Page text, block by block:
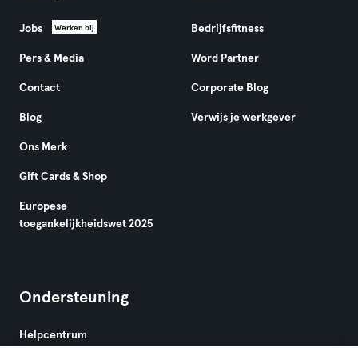
Jobs Werken bij
Pers & Media
Contact
Blog
Ons Merk
Gift Cards & Shop
Europese
toegankelijkheidswet 2025
Bedrijfsfitness
Word Partner
Corporate Blog
Verwijs je werkgever
Ondersteuning
Helpcentrum